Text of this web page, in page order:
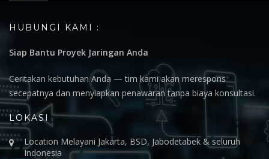
HUBUNGI KAMI :
Siap Bantu Proyek Jaringan Anda
Ceritakan kebutuhan Anda — tim kami akan merespons
secepatnya dan menyiapkan penawaran tanpa biaya konsultasi.
LOKASI
Location Melayani Jakarta, BSD, Jabodetabek & seluruh
Indonesia